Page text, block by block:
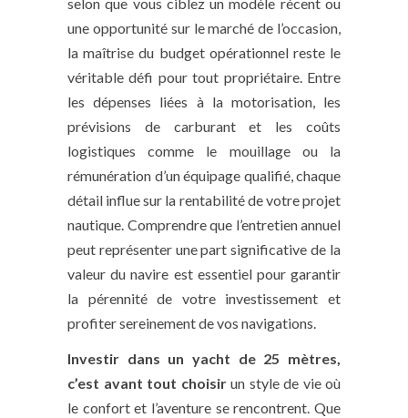
selon que vous ciblez un modèle récent ou
une opportunité sur le marché de l’occasion,
la maîtrise du budget opérationnel reste le
véritable défi pour tout propriétaire. Entre
les dépenses liées à la motorisation, les
prévisions de carburant et les coûts
logistiques comme le mouillage ou la
rémunération d’un équipage qualifié, chaque
détail influe sur la rentabilité de votre projet
nautique. Comprendre que l’entretien annuel
peut représenter une part significative de la
valeur du navire est essentiel pour garantir
la pérennité de votre investissement et
profiter sereinement de vos navigations.
Investir dans un yacht de 25 mètres,
c’est avant tout choisirun style de vie où
le confort et l’aventure se rencontrent. Que